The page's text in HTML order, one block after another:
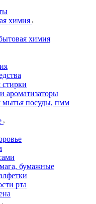
химия
химия
стирки
ароматизаторы
мытья посуды, пмм
бумажные
рта